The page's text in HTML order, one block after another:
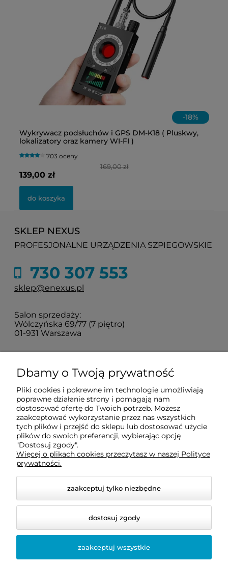
-18%
Wykrywacz podsłuchów i GPS DM-K18 ( Pluskwy,
lokalizatory oraz kamery WI-FI )
703 oceny
169,00 zł
139,00 zł
do koszyka
SKLEP NEXUS
PROFESJONALNE URZĄDZENIA SZPIEGOWSKIE
730 307 553
sklep@enexus.pl
Salon sprzedaży:
Wólczyńska 69/77 (7 piętro)
01-931 Warszawa
O nas
Informacje
Pomoc
Dbamy o Twoją prywatność
Pliki cookies i pokrewne im technologie umożliwiają
poprawne działanie strony i pomagają nam
dostosować ofertę do Twoich potrzeb. Możesz
zaakceptować wykorzystanie przez nas wszystkich
tych plików i przejść do sklepu lub dostosować użycie
plików do swoich preferencji, wybierając opcję
"Dostosuj zgody".
Więcej o plikach cookies przeczytasz w naszej Polityce
prywatności.
zaakceptuj tylko niezbędne
dostosuj zgody
zaakceptuj wszystkie